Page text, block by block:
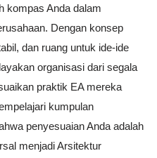
kompas Anda dalam
Dengan konsep
dan ruang untuk ide-ide
organisasi dari segala
praktik EA mereka
kumpulan
penyesuaian Anda adalah
menjadi Arsitektur